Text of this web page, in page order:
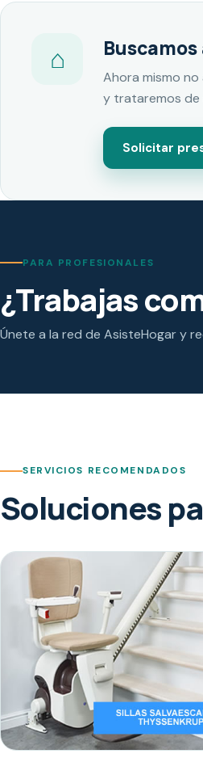
⌂
Ahora mismo
y trataremos de
Solicitar
PARA PROFESIONALES
¿Trabajas
Únete a la red de AsisteHogar y
SERVICIOS RECOMENDADOS
Soluciones